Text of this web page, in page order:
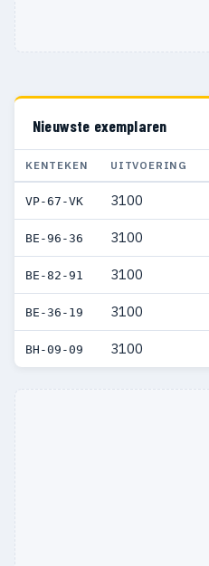
Nieuwste exemplaren
KENTEKEN UITVOERING
VP-67-VK 3100
BE-96-36 3100
BE-82-91 3100
BE-36-19 3100
BH-09-09 3100